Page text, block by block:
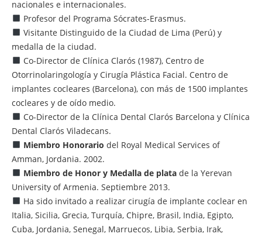
nacionales e internacionales.
Profesor del Programa Sócrates-Erasmus.
Visitante Distinguido de la Ciudad de Lima (Perú) y
medalla de la ciudad.
Co-Director de Clínica Clarós (1987), Centro de
Otorrinolaringología y Cirugía Plástica Facial. Centro de
implantes cocleares (Barcelona), con más de 1500 implantes
cocleares y de oído medio.
Co-Director de la Clínica Dental Clarós Barcelona y Clínica
Dental Clarós Viladecans.
Miembro Honorario del Royal Medical Services of
Amman, Jordania. 2002.
Miembro de Honor y Medalla de platade la Yerevan
University of Armenia. Septiembre 2013.
Ha sido invitado a realizar cirugía de implante coclear en
Italia, Sicilia, Grecia, Turquía, Chipre, Brasil, India, Egipto,
Cuba, Jordania, Senegal, Marruecos, Libia, Serbia, Irak,